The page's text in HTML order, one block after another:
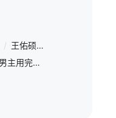
/ 王佑硕 /
当意外穿越进剧本世界，成为被反派男主用完即弃、凌虐致死的女主角应该怎么办？宋小鱼想都不用想，当然是能跑多远跑多远啊。计划如此丰满，现实却无比骨感，一旦她试图改变剧情和男配成婚，就会自动跌入无限流循环卡